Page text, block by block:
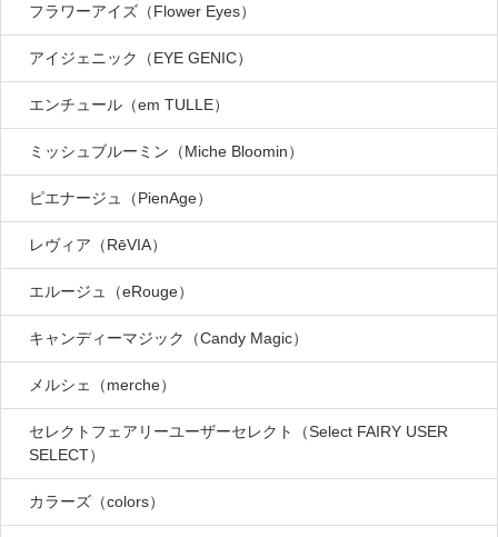
フラワーアイズ（Flower Eyes）
アイジェニック（EYE GENIC）
エンチュール（em TULLE）
ミッシュブルーミン（Miche Bloomin）
ピエナージュ（PienAge）
レヴィア（RēVIA）
エルージュ（eRouge）
キャンディーマジック（Candy Magic）
メルシェ（merche）
セレクトフェアリーユーザーセレクト（Select FAIRY USER
SELECT）
カラーズ（colors）